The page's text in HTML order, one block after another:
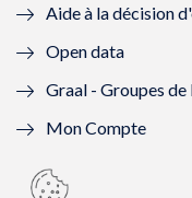
Aide à la décision
Open data
Graal - Groupes
Mon Compte